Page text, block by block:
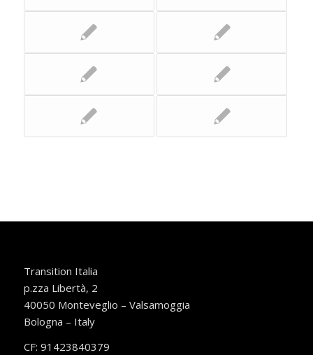
Transition Italia
p.zza Libertà, 2
40050 Monteveglio – Valsamoggia
Bologna – Italy
CF: 91423840379